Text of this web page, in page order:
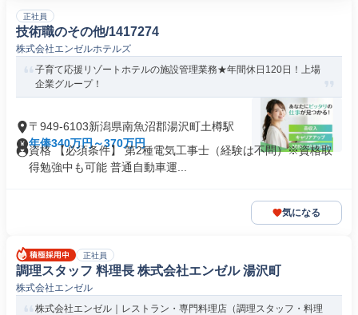
正社員
技術職のその他/1417274
株式会社エンゼルホテルズ
子育て応援リゾートホテルの施設管理業務★年間休日120日！上場
企業グループ！
〒949-6103新潟県南魚沼郡湯沢町土樽駅
年俸340万円～370万円
資格 【必須条件】 第2種電気工事士（経験は不問）※資格取
得勉強中も可能 普通自動車運...
気になる
正社員
調理スタッフ 料理長 株式会社エンゼル 湯沢町
株式会社エンゼル
株式会社エンゼル｜レストラン・専門料理店（調理スタッフ・料理